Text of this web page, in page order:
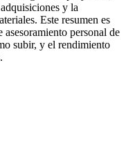
y la
Este resumen es
personal de
subir, y el rendimiento